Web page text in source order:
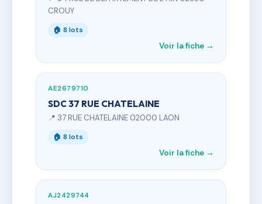
CROUY
🏠 8 lots
Voir la fiche →
AE2679710
SDC 37 RUE CHATELAINE
📍 37 RUE CHATELAINE 02000 LAON
🏠 8 lots
Voir la fiche →
AJ2429744